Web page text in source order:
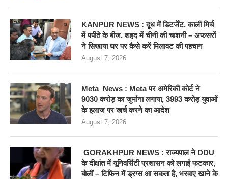
KANPUR NEWS : दूध में डिटर्जेंट, काली मिर्च
में पपीते के बीज, शहद में चीनी की चाशनी – अफसरों
ने सिखाया घर पर कैसे करें मिलावट की पहचान
August 7, 2026
Meta News : Meta पर अमेरिकी कोर्ट ने
9030 करोड़ का जुर्माना लगाया, 3993 करोड़ युवाओं
के इलाज पर खर्च करने का आदेश
August 7, 2026
GORAKHPUR NEWS : राज्यपाल ने DDU
के दीक्षांत में यूनिवर्सिटी प्रशासन को लगाई फटकार,
बोलीं – टिफिन में ड्रग्स आ सकता है, भरवाए खाने के